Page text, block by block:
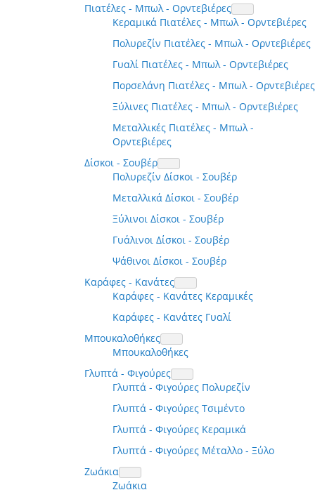
Πιατέλες - Μπωλ - Ορντεβιέρες
Κεραμικά Πιατέλες - Μπωλ - Ορντεβιέρες
Πολυρεζίν Πιατέλες - Μπωλ - Ορντεβιέρες
Γυαλί Πιατέλες - Μπωλ - Ορντεβιέρες
Πορσελάνη Πιατέλες - Μπωλ - Ορντεβιέρες
Ξύλινες Πιατέλες - Μπωλ - Ορντεβιέρες
Μεταλλικές Πιατέλες - Μπωλ -
Ορντεβιέρες
Δίσκοι - Σουβέρ
Πολυρεζίν Δίσκοι - Σουβέρ
Μεταλλικά Δίσκοι - Σουβέρ
Ξύλινοι Δίσκοι - Σουβέρ
Γυάλινοι Δίσκοι - Σουβέρ
Ψάθινοι Δίσκοι - Σουβέρ
Καράφες - Κανάτες
Καράφες - Κανάτες Κεραμικές
Καράφες - Κανάτες Γυαλί
Μπουκαλοθήκες
Μπουκαλοθήκες
Γλυπτά - Φιγούρες
Γλυπτά - Φιγούρες Πολυρεζίν
Γλυπτά - Φιγούρες Τσιμέντο
Γλυπτά - Φιγούρες Κεραμικά
Γλυπτά - Φιγούρες Μέταλλο - Ξύλο
Ζωάκια
Ζωάκια